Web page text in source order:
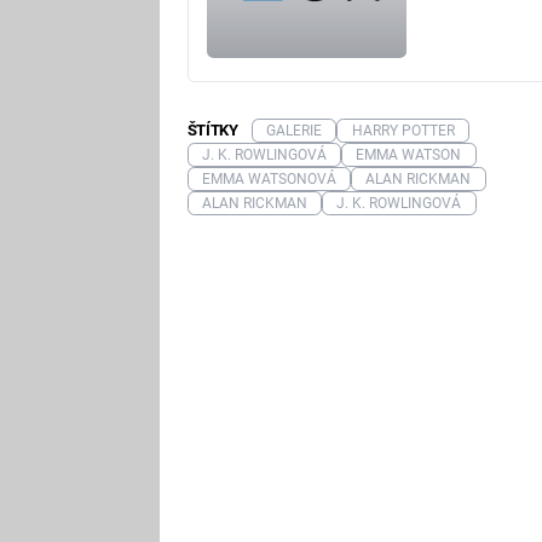
ŠTÍTKY GALERIE
HARRY POTTER
J. K. ROWLINGOVÁ
EMMA WATSON
EMMA WATSONOVÁ
ALAN RICKMAN
ALAN RICKMAN
J. K. ROWLINGOVÁ